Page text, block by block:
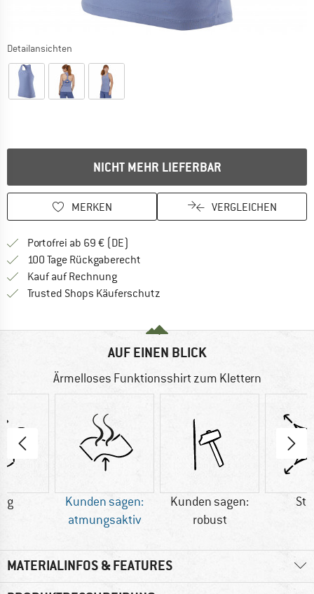
Detailansichten
NICHT MEHR LIEFERBAR
MERKEN VERGLEICHEN
Portofrei ab 69 € (DE)
100 Tage Rückgaberecht
Kauf auf RechnungFinde die Zahlungs-Infos hier! Öffnet
Trusted Shops Käuferschutz
AUF EINEN BLICK
Ärmelloses Funktionsshirt zum Klettern
g
Kunden sagen:
atmungsaktiv
Kunden sagen:
robust
MATERIALINFOS & FEATURES